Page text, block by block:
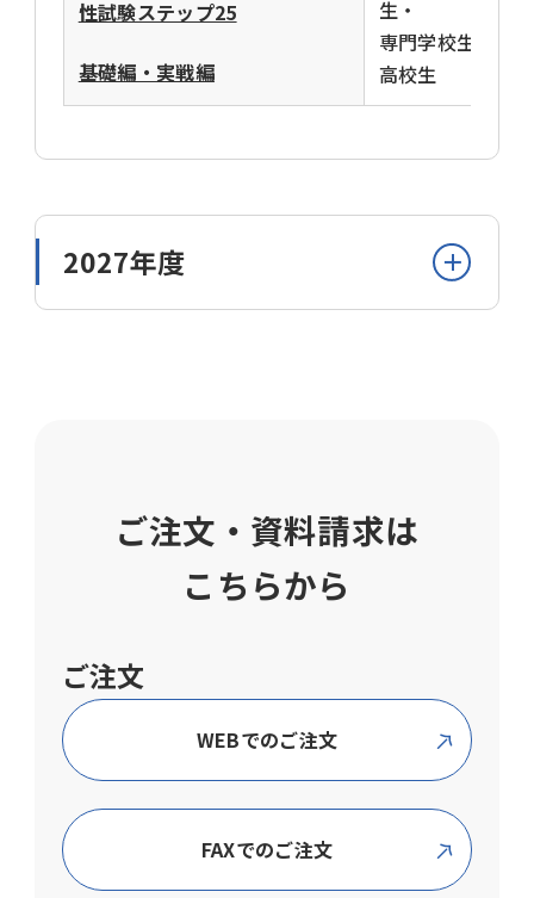
性試験ステップ25
基礎編・実戦編
生・
専門学校生・
高校生
2027年度
月1日～2028年3月31日ご実施分につき有効で
WEB教材は、料金に別途システム利用料（1商
無料サービスとなります。
補習教材の定価は、2027年4月1日〜2028年3
月31日ご注文分につき有効です。
補習教材は、1回のご注文につき合計9部以下
の場合は配送料600円（税込）を別途申し受け
ます。
模擬試験・テスト、心理検査・適性検査、作
ご注文・資料請求は
こちらから
ご注文
WEBでのご注文
FAXでのご注文